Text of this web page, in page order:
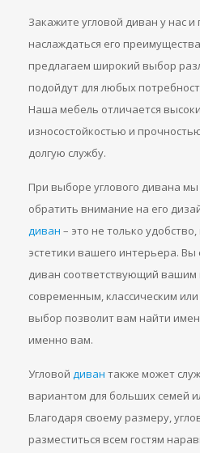
Закажите угловой диван у нас и
наслаждаться его
предлагаем широкий выбор
подойдут для любых
Наша мебель отличается
износостойкостью и
долгую службу.
При выборе углового дивана
обратить внимание на его
диван – это не только
эстетики вашего интерьера.
диван соответствующий вашим
современным, классическим
выбор позволит вам найти
именно вам.
Угловой диван также может
вариантом для больших семей
Благодаря своему размеру,
разместиться всем гостям